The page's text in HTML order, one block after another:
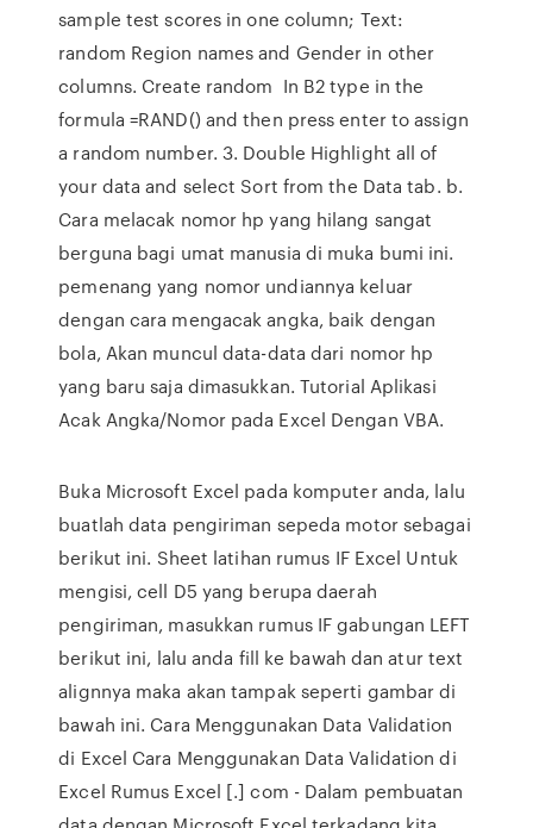
sample test scores in one column; Text:
random Region names and Gender in other
columns. Create random In B2 type in the
formula =RAND() and then press enter to assign
a random number. 3. Double Highlight all of
your data and select Sort from the Data tab. b.
Cara melacak nomor hp yang hilang sangat
berguna bagi umat manusia di muka bumi ini.
pemenang yang nomor undiannya keluar
dengan cara mengacak angka, baik dengan
bola, Akan muncul data-data dari nomor hp
yang baru saja dimasukkan. Tutorial Aplikasi
Acak Angka/Nomor pada Excel Dengan VBA.
Buka Microsoft Excel pada komputer anda, lalu
buatlah data pengiriman sepeda motor sebagai
berikut ini. Sheet latihan rumus IF Excel Untuk
mengisi, cell D5 yang berupa daerah
pengiriman, masukkan rumus IF gabungan LEFT
berikut ini, lalu anda fill ke bawah dan atur text
alignnya maka akan tampak seperti gambar di
bawah ini. Cara Menggunakan Data Validation
di Excel Cara Menggunakan Data Validation di
Excel Rumus Excel [.] com - Dalam pembuatan